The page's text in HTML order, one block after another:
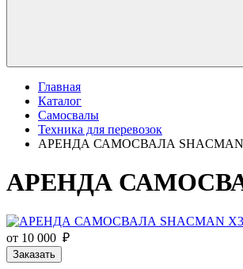
Главная
Каталог
Самосвалы
Техника для перевозок
АРЕНДА САМОСВАЛА SHACMAN
АРЕНДА
от 10 000 ₽
Заказать